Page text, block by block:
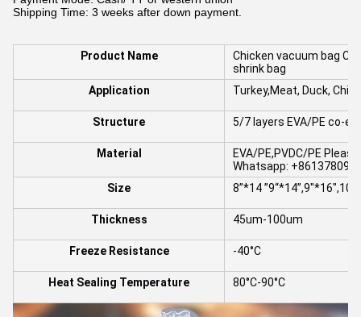
Shipping Time: 3 weeks after down payment.
Product Name
Chicken vacuum bag
shrink bag
Application
Turkey,Meat, Duck,
Structure 5/7 layers EVA/PE co-
Material
EVA/PE,PVDC/PE
Whatsapp:
Size
8”*14
Thickness 45um-100um
Freeze Resistance -40°C
Heat Sealing Temperature 80°C-90°C